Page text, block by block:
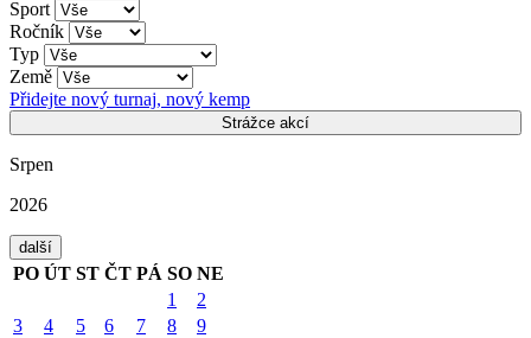
Sport
Ročník
Typ
Země
Přidejte nový turnaj, nový kemp
Strážce akcí
Srpen
2026
další
PO ÚT ST ČT PÁ SO NE
1
2
3
4 5 6 7 8
9